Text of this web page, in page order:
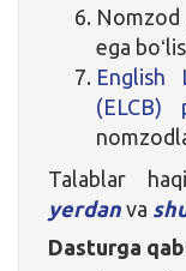
ega
English
(ELCB)
Talablar
yerdan va
Dasturga